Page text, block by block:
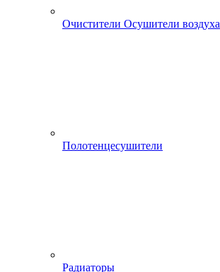
Очистители Осушители воздуха
Полотенцесушители
Радиаторы